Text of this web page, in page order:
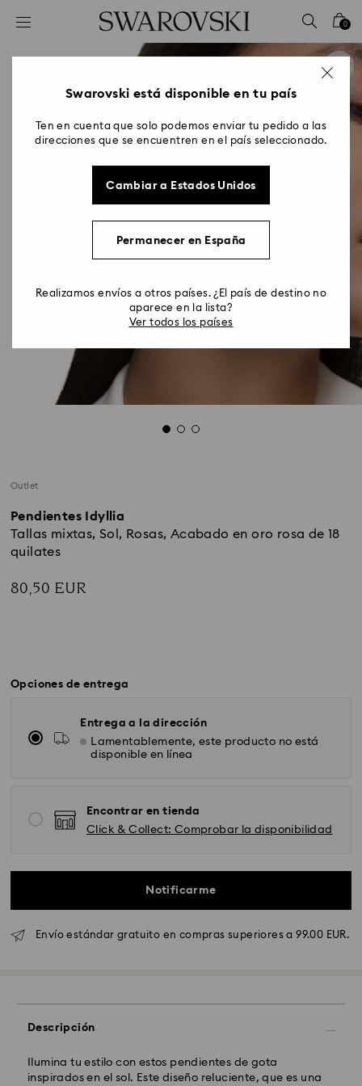
Accesskeys list
2 - Footer
0
Outlet
Pendientes Idyllia
Tallas mixtas, Sol, Rosas, Acabado en oro rosa de 18
quilates
80,50 EUR
Opciones de entrega
Entrega a la dirección
Lamentablemente, este producto no está
disponible en línea
Encontrar en tienda
Click & Collect: Comprobar la disponibilidad
Notificarme
Envío estándar gratuito en compras superiores a 99.00 EUR.
Descripción
Ilumina tu estilo con estos pendientes de gota
inspirados en el sol. Este diseño reluciente, que es una
Envío Standard - GLS
10:00h CET serán procesados y enviados el mismo día
laboral.
del procesamiento y envío. (5-6 días a las Islas
Swarovski está disponible en tu país
Ten en cuenta que solo podemos enviar tu pedido a las
direcciones que se encuentren en el país seleccionado.
Cambiar a Estados Unidos
Permanecer en España
Realizamos envíos a otros países. ¿El país de destino no
aparece en la lista?
Ver todos los países